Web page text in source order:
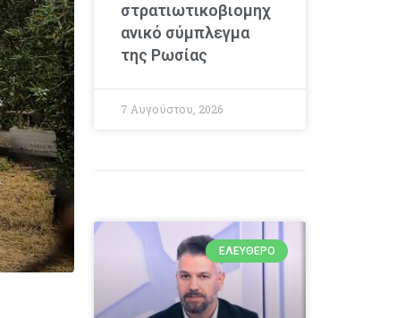
στρατιωτικοβιομηχ
ανικό σύμπλεγμα
της Ρωσίας
7 Αυγούστου, 2026
ΕΛΕΎΘΕΡΟ